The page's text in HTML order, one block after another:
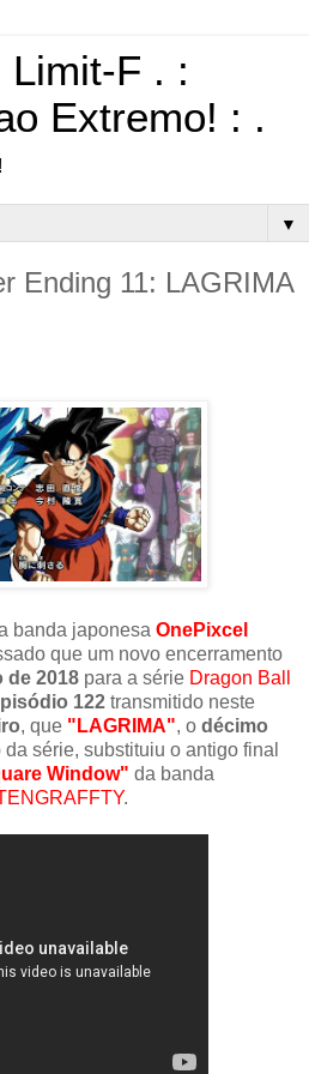
Limit-F . :
Extremo! : .
▼
Ending 11: LAGRIMA
banda japonesa OnePixcel
que um novo encerramento
de 2018 para a série Dragon Ball
122 transmitido neste
, que "LAGRIMA", o décimo
série, substituiu o antigo final
Window" da banda
.